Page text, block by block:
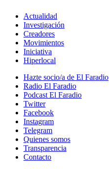
Actualidad
Investigación
Creadores
Movimientos
Iniciativa
Hiperlocal
Hazte socio/a de El Faradio
Radio El Faradio
Podcast El Faradio
Twitter
Facebook
Instagram
Telegram
Quienes somos
Transparencia
Contacto